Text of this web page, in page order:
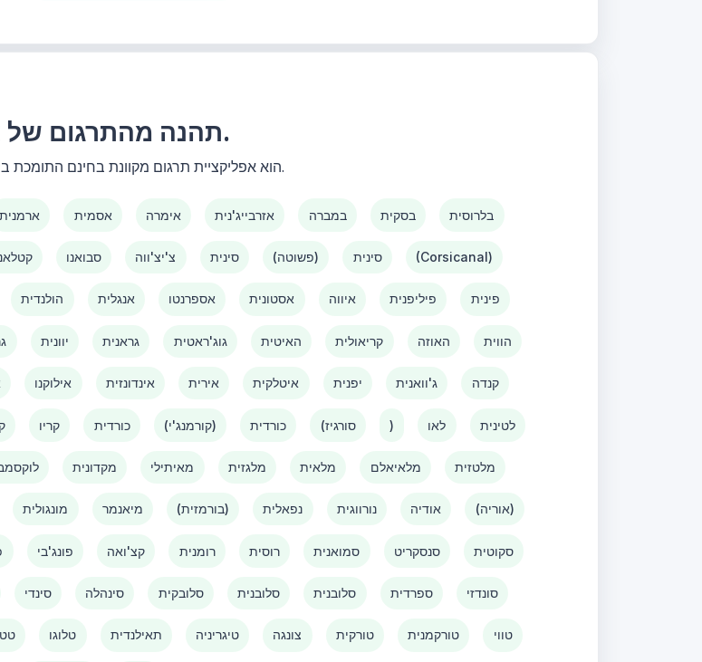
תהנה מהתרגום של צמדי השפות לשפה התאילנדית.
האתר แปลประโยค.com הוא אפליקציית תרגום מקוונת בחינם התומכת בשירותי תרגום ב-130+ זוגות שפות.
ארמנית אסמית אימרה אזרבייג'נית במברה בסקית בלרוסית
סבואנו צ'יצ'ווה סינית (פשוטה) סינית (Corsicanal)
הולנדית אנגלית אספרנטו אסטונית איווה פיליפנית פינית
יוונית גראנית גוג'ראטית האיטית קריאולית האוזה הווית
אילוקנו אינדונזית אירית איטלקית יפנית ג'וואנית קנדה
קריו כורדית (קורמנג'י) כורדית (סורגיז ) לאו לטינית
מקדונית מאיתילי מלגזית מלאית מלאיאלם מלטזית
מונגולית מיאנמר (בורמזית) נפאלית נורווגית אודיה (אוריה)
פונג'בי קצ'ואה רומנית רוסית סמואנית סנסקריט סקוטית
סינדי סינהלה סלובקית סלובנית סלובנית ספרדית סונדזי
טלוגו תאילנדית טיגריניה צונגה טורקית טורקמנית טווי